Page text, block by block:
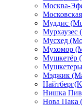
Москва-
Муддис
Мурхаузес
Мусхед
Мухомор
Мушкетёр
Мушкетеры
Мэджик
Нишка
Нова Пака